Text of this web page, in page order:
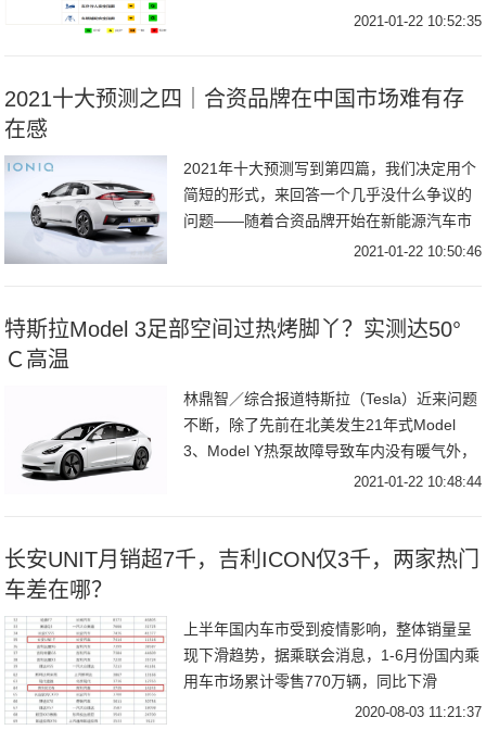
的车型，EC6的表现究竟如何？对得起它
2021-01-22 10:52:35
2021十大预测之四｜合资品牌在中国市场难有存
在感
2021年十大预测写到第四篇，我们决定用个
简短的形式，来回答一个几乎没什么争议的
问题——随着合资品牌开始在新能源汽车市
场发力，一些全新产品的入局，会对今年的
2021-01-22 10:50:46
特斯拉Model 3足部空间过热烤脚丫？实测达50°
Ｃ高温
林鼎智／综合报道特斯拉（Tesla）近来问题
不断，除了先前在北美发生21年式Model
3、Model Y热泵故障导致车内没有暖气外，
现在还发生相反的情况，因为最近就有美国
2021-01-22 10:48:44
长安UNIT月销超7千，吉利ICON仅3千，两家热门
车差在哪？
上半年国内车市受到疫情影响，整体销量呈
现下滑趋势，据乘联会消息，1-6月份国内乘
用车市场累计零售770万辆，同比下滑
23%。大环境不友好，就要求车企推出的新
2020-08-03 11:21:37